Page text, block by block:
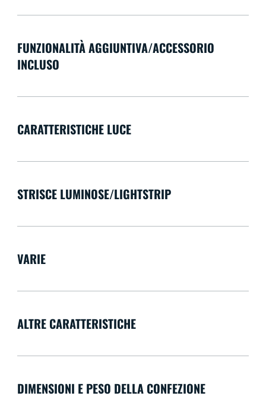
FUNZIONALITÀ AGGIUNTIVA/ACCESSORIO
INCLUSO
CARATTERISTICHE LUCE
STRISCE LUMINOSE/LIGHTSTRIP
VARIE
ALTRE CARATTERISTICHE
DIMENSIONI E PESO DELLA CONFEZIONE